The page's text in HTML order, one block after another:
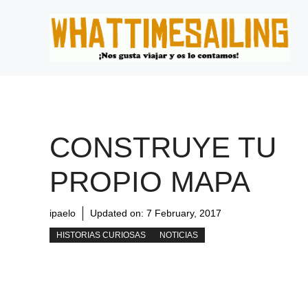
CONSTRUYE TU
PROPIO MAPA
ipaelo Updated on: 7 February, 2017
HISTORIAS CURIOSAS NOTICIAS